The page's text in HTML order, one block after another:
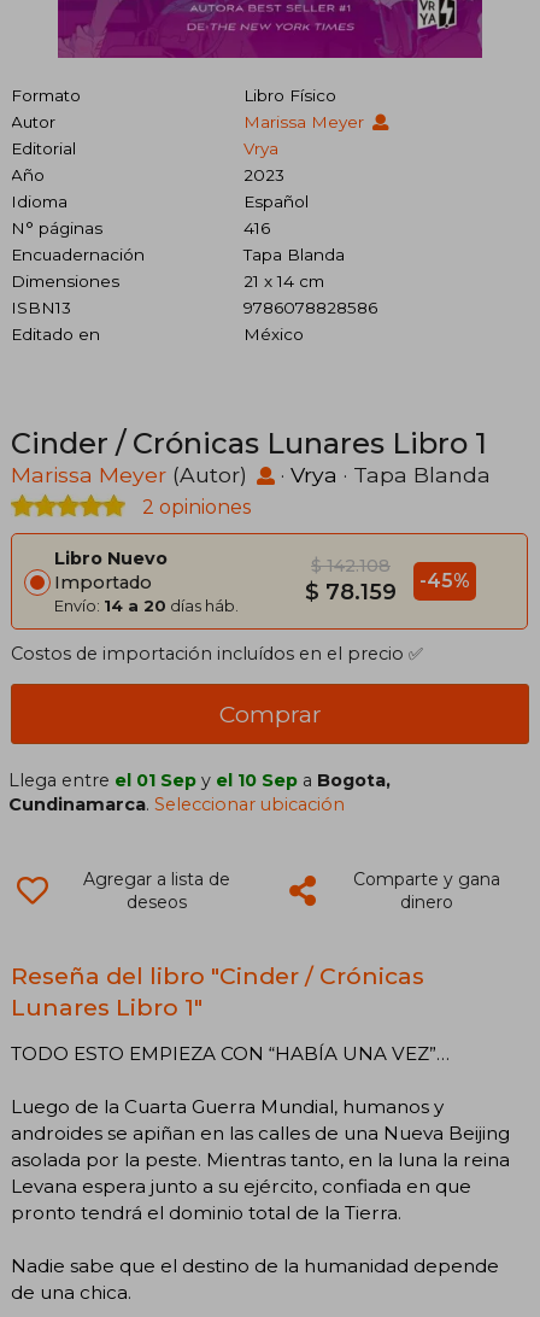
Formato
Libro Físico
Autor
Marissa Meyer
Editorial
Vrya
Año
2023
Idioma
Español
N° páginas
416
Encuadernación
Tapa Blanda
Dimensiones
21 x 14 cm
ISBN13
9786078828586
Editado en
México
Cinder / Crónicas Lunares Libro 1
Marissa Meyer (Autor) · Vrya · Tapa Blanda
2 opiniones
Libro Nuevo
Importado
Envío: 14 a 20 días háb.
$ 142.108
$ 78.159 -45%
Costos de importación incluídos en el precio ✅
Comprar
Llega entre el 01 Sep y el 10 Sep a Bogota,
Cundinamarca.Seleccionar ubicación
Agregar a lista de
deseos
Comparte y gana
dinero
Reseña del libro "Cinder / Crónicas
Lunares Libro 1"
TODO ESTO EMPIEZA CON “HABÍA UNA VEZ”…
Luego de la Cuarta Guerra Mundial, humanos y
androides se apiñan en las calles de una Nueva Beijing
asolada por la peste. Mientras tanto, en la luna la reina
Levana espera junto a su ejército, confiada en que
pronto tendrá el dominio total de la Tierra.
Nadie sabe que el destino de la humanidad depende
de una chica.